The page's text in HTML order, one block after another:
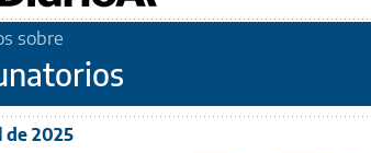
sobre
de 2025